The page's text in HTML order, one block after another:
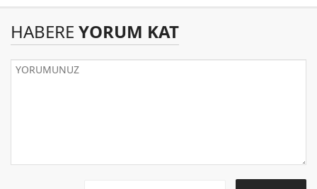
HABERE YORUM KAT